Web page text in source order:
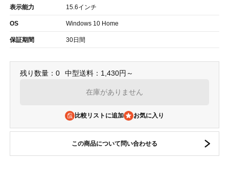
表示能力 15.6インチ
OS Windows 10 Home
保証期間 30日間
残り数量：0 中型送料：1,430円～
在庫がありません
比較リストに追加
この商品について問い合わせる